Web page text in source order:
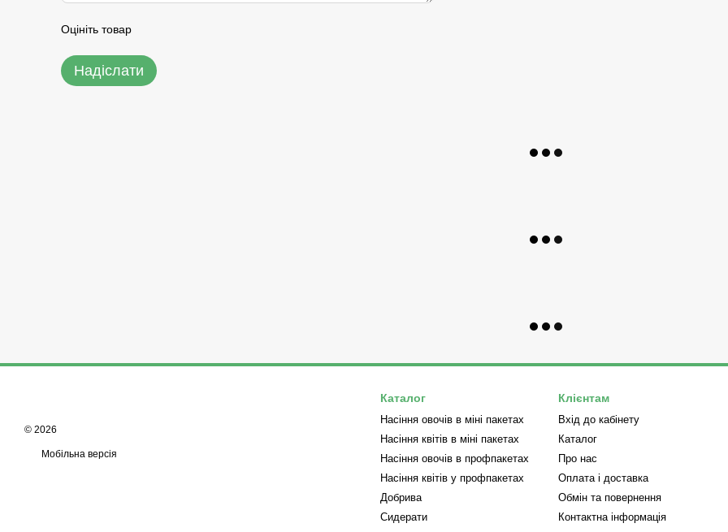
Оцініть товар
Надіслати
© 2026
Мобільна версія
Каталог
Насіння овочів в міні пакетах
Насіння квітів в міні пакетах
Насіння овочів в профпакетах
Насіння квітів у профпакетах
Добрива
Сидерати
Клієнтам
Вхід до кабінету
Каталог
Про нас
Оплата і доставка
Обмін та повернення
Контактна інформація